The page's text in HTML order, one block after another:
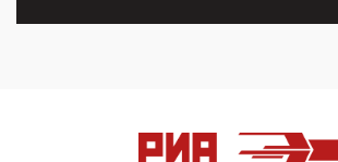
Честно говоря, ситуация с